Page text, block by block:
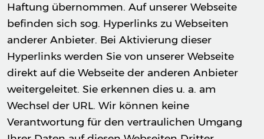
Haftung übernommen. Auf unserer Webseite
befinden sich sog. Hyperlinks zu Webseiten
anderer Anbieter. Bei Aktivierung dieser
Hyperlinks werden Sie von unserer Webseite
direkt auf die Webseite der anderen Anbieter
weitergeleitet. Sie erkennen dies u. a. am
Wechsel der URL. Wir können keine
Verantwortung für den vertraulichen Umgang